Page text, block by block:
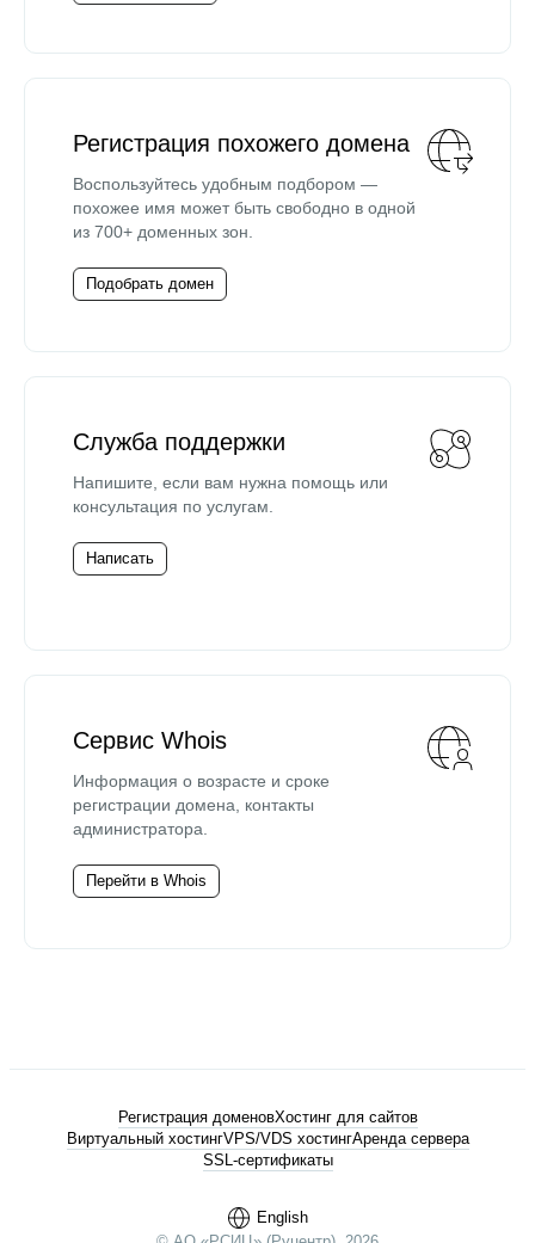
Регистрация похожего домена
Воспользуйтесь удобным подбором —
похожее имя может быть свободно в одной
из 700+ доменных зон.
Подобрать домен
Служба поддержки
Напишите, если вам нужна помощь или
консультация по услугам.
Написать
Сервис Whois
Информация о возрасте и сроке
регистрации домена, контакты
администратора.
Перейти в Whois
English
Регистрация доменовХостинг для сайтов
Виртуальный хостингVPS/VDS хостингАренда сервера
SSL-сертификаты